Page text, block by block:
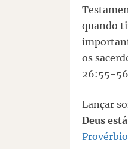
quando
os
26:55-
Lançar
Deus